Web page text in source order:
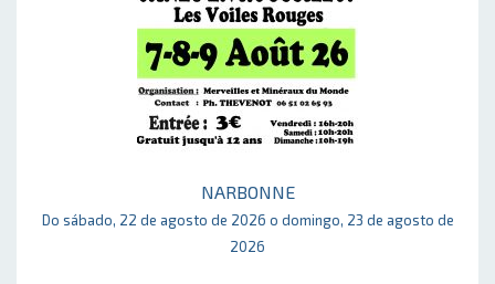
NARBONNE
Do sábado, 22 de agosto de 2026 o domingo, 23 de agosto de
2026